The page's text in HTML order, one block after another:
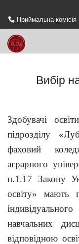
Приймальна
Вибір
Здобувачі
підрозділу
фаховий
аграрного
п.1.17 Закону
освіту» мають
навчальних
відповідною